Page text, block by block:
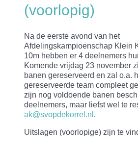
(voorlopig)
Na de eerste avond van het
Afdelingskampioenschap Klein
10m hebben er 4 deelnemers
Komende vrijdag 23 november
banen gereserveerd en zal o.a.
gereserveerde team compleet
zijn nog voldoende banen
deelnemers, maar liefst wel te
ak@svopdekorrel.nl .
Uitslagen (voorlopige) zijn te